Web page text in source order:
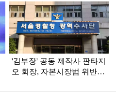
'김부장' 공동 제작사 판타지
오 회장, 자본시장법 위반